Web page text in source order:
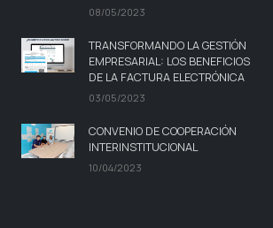
08/05/2023
TRANSFORMANDO LA GESTIÓN
EMPRESARIAL: LOS BENEFICIOS
DE LA FACTURA ELECTRÓNICA
03/05/2023
CONVENIO DE COOPERACIÓN
INTERINSTITUCIONAL
10/04/2023